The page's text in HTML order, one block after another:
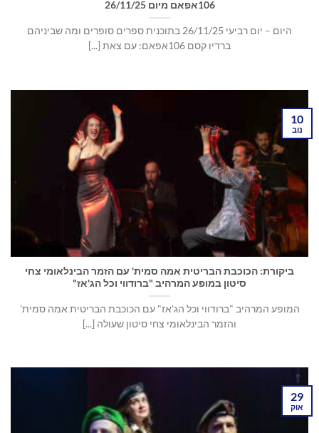
106אפאם מיום 26/11/25
היום – יום רביעי 26/11/25 בתוכנית ספרים סופרים ומה שביניהם
ברדיו קסם 106אפאם: עם צאת [...]
ביקורת: הכוכבת הבריטית אמה סמית' עם הזמר הבינלאומי צחי
סיטון במופע המרהיב "ברודווי וכל הג'אז"
המופע המרהיב "ברודווי וכל הג'אז" עם הכוכבת הבריטית אמה סמית'
והזמר הבינלאומי צחי סיטון שעולה [...]
10
נוב
29
אוק